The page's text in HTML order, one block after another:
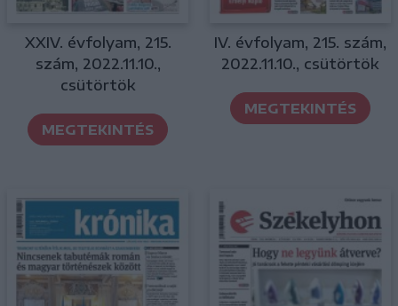
XXIV. évfolyam, 215.
szám, 2022.11.10.,
csütörtök
MEGTEKINTÉS
IV. évfolyam, 215. szám,
2022.11.10., csütörtök
MEGTEKINTÉS